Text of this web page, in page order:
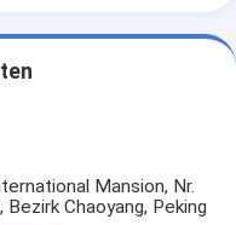
Mansion, Nr.
Chaoyang, Peking